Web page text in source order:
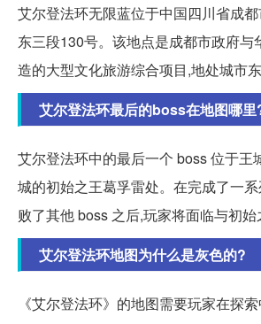
艾尔登法环无限蓝位于中国四川省成
东三段130号。该地点是成都市政府与
造的大型文化旅游综合项目,地处城市东
艾尔登法环最后的boss在地图哪里
艾尔登法环中的最后一个 boss 位于王
城的初始之王葛孚雷处。在完成了一
败了其他 boss 之后,玩家将面临与初始
艾尔登法环地图为什么是灰色的?
《艾尔登法环》的地图需要玩家在探